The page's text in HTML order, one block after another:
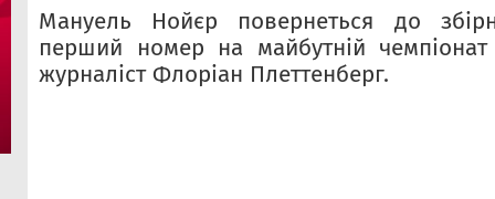
Мануель Нойєр повернеться до
перший номер на майбутній чемпіонат
журналіст Флоріан Плеттенберг.